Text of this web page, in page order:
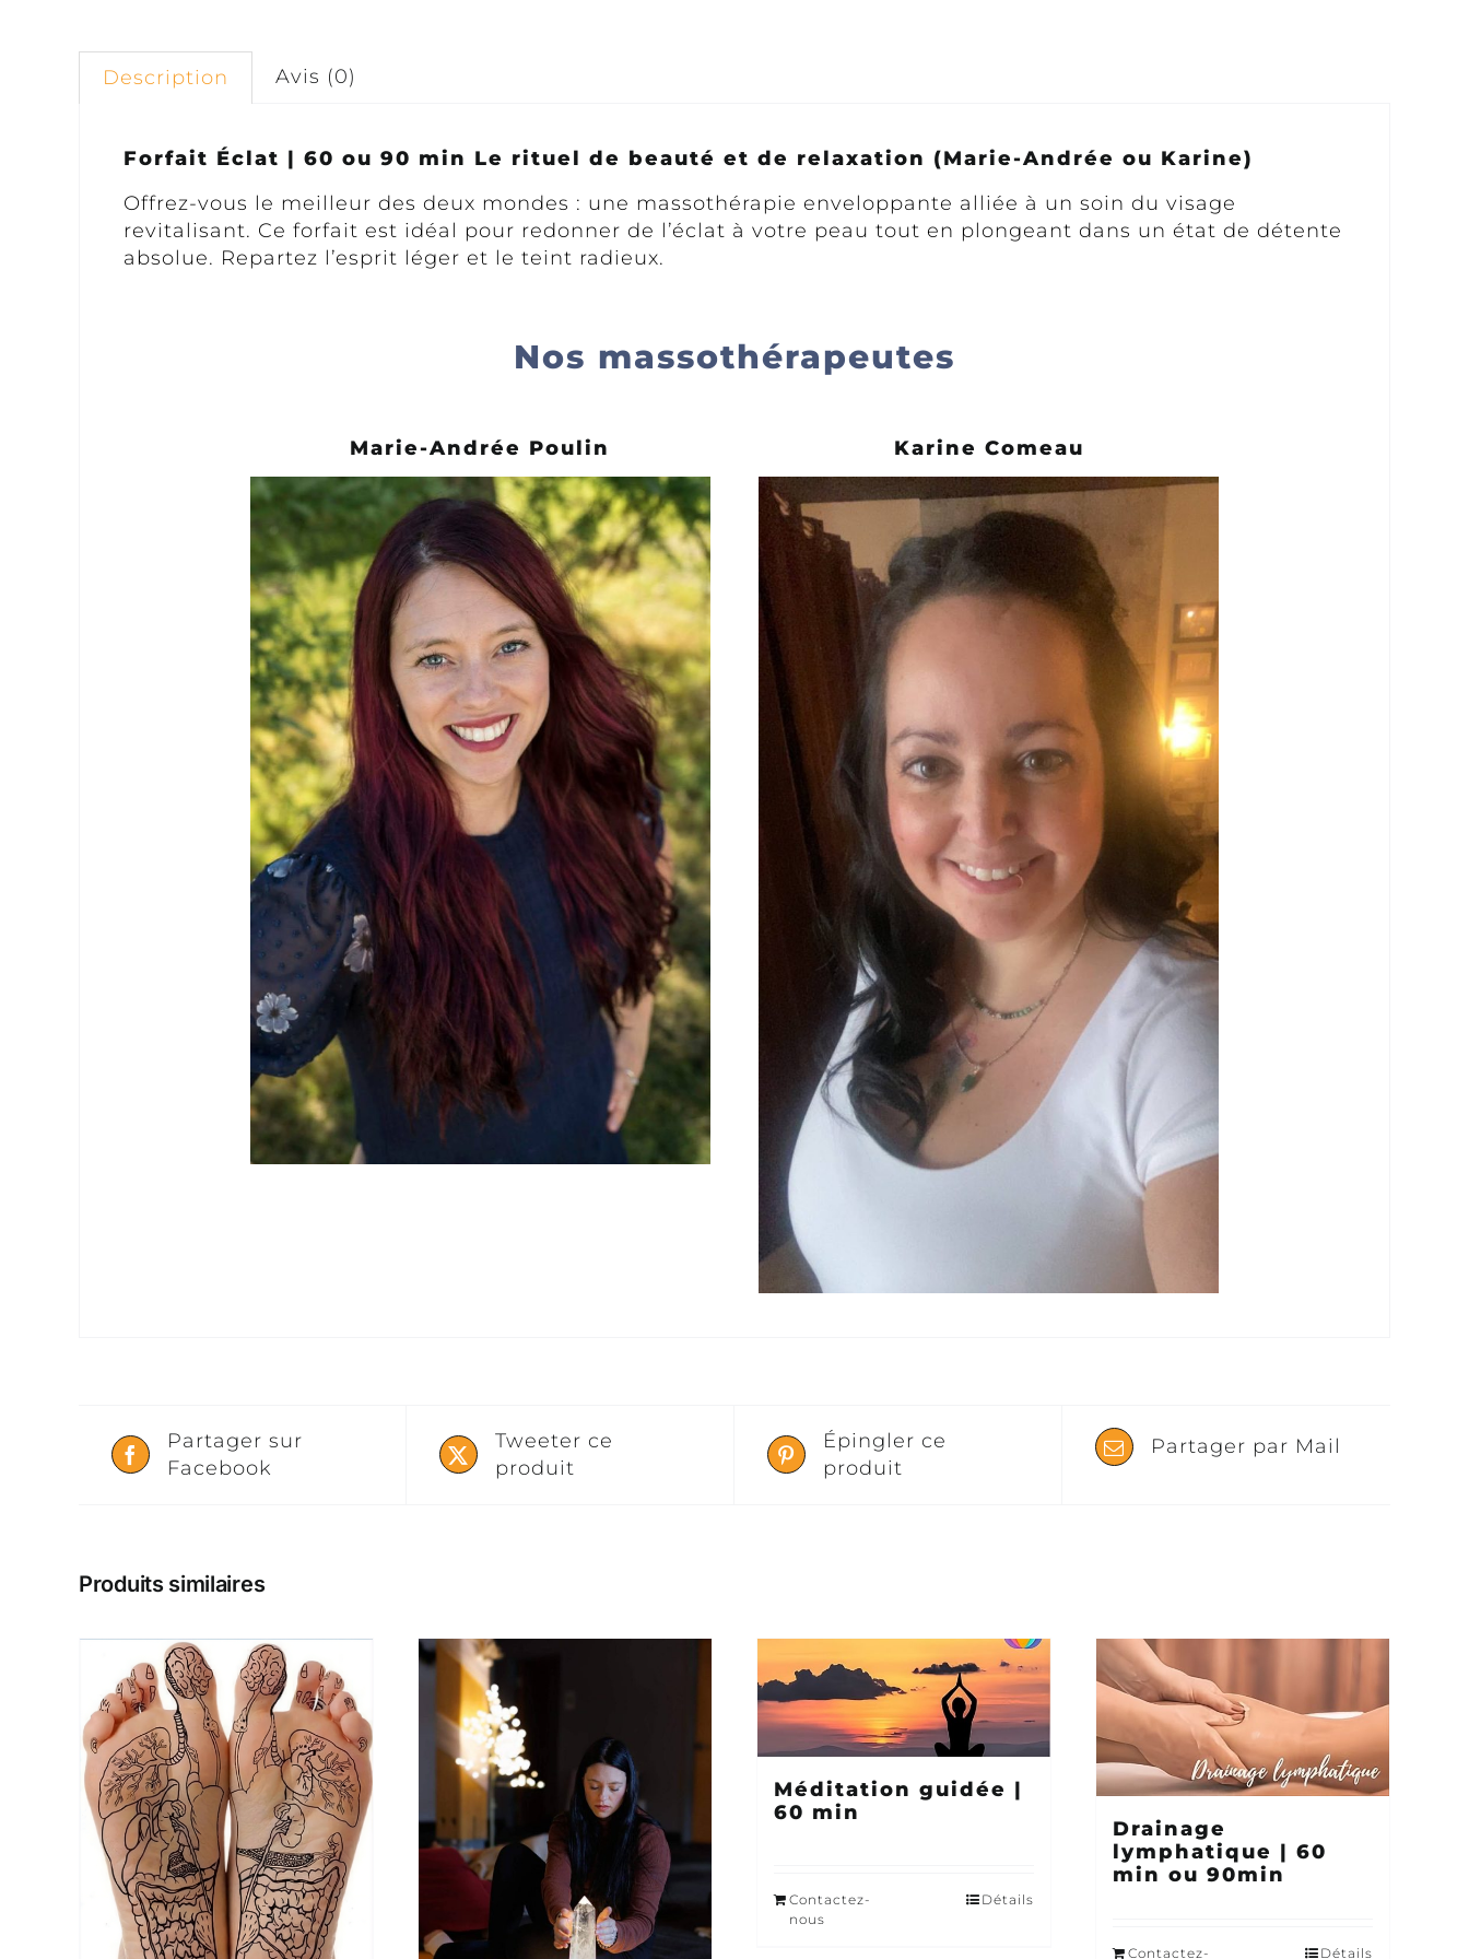
Description Avis (0)
Forfait Éclat | 60 ou 90 min Le rituel de beauté et de relaxation (Marie-Andrée ou Karine)
Offrez-vous le meilleur des deux mondes : une massothérapie enveloppante alliée à un soin du visage
revitalisant. Ce forfait est idéal pour redonner de l’éclat à votre peau tout en plongeant dans un état de détente
absolue. Repartez l’esprit léger et le teint radieux.
Nos massothérapeutes
Marie-Andrée Poulin Karine Comeau
Partager sur
Facebook
Tweeter ce
produit
Épingler ce
produit
Partager par Mail
Produits similaires
Méditation guidée |
60 min
Contactez-
nous
Détails
Drainage
lymphatique | 60
min ou 90min
Contactez- Détails